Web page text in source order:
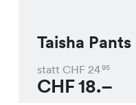
Taisha Pants
statt CHF 2495
CHF18.–